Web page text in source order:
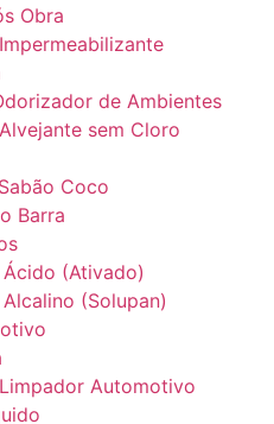
Obra
de Ambientes
sem Cloro
Coco
Barra
(Ativado)
(Solupan)
Automotivo